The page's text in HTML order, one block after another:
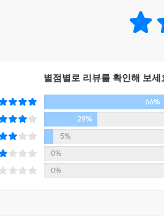
나기 위해 그녀가 남편과 사별한 후
게 된 지훈은 그녀의 마음을 얻기 위
간이 재기 넘치게 그려진다.
가 싶지만, 오늘은 월급날이니까 괜찮아
는 당찬 삶, 오늘 우리에게 필요한 이야
소설에는 “특유의 생존감각으로 시
많이 등장한다. 그렇듯 이 작가는 기
별점별로 리뷰를 확인해 보세
66%
29%
5%
0%
0%